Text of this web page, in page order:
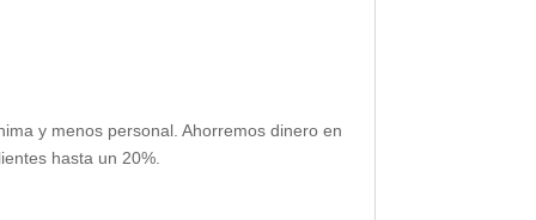
y menos personal. Ahorremos dinero en
hasta un 20%.